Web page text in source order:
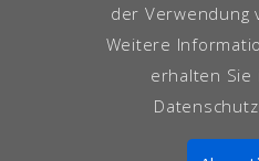
der Verwendung
Weitere
erhalten